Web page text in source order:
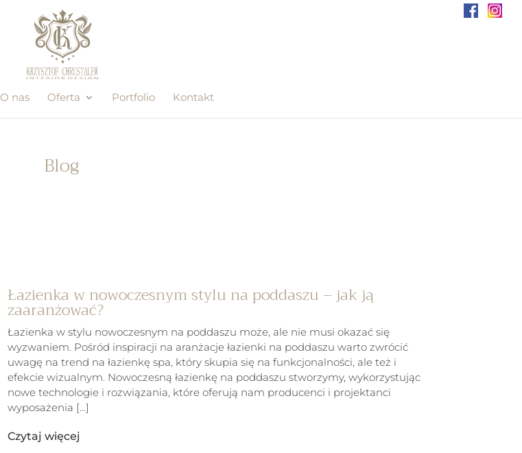
O nas Oferta Portfolio Kontakt
Blog
Łazienka w nowoczesnym stylu na poddaszu – jak ją
zaaranżować?
Łazienka w stylu nowoczesnym na poddaszu może, ale nie musi okazać się
wyzwaniem. Pośród inspiracji na aranżacje łazienki na poddaszu warto zwrócić
uwagę na trend na łazienkę spa, który skupia się na funkcjonalności, ale też i
efekcie wizualnym. Nowoczesną łazienkę na poddaszu stworzymy, wykorzystując
nowe technologie i rozwiązania, które oferują nam producenci i projektanci
wyposażenia […]
Czytaj więcej